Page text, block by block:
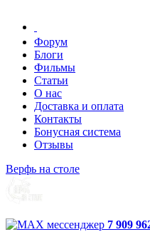
Форум
Блоги
Фильмы
Статьи
О нас
Доставка и оплата
Контакты
Бонусная система
Отзывы
Верфь на столе
7 909